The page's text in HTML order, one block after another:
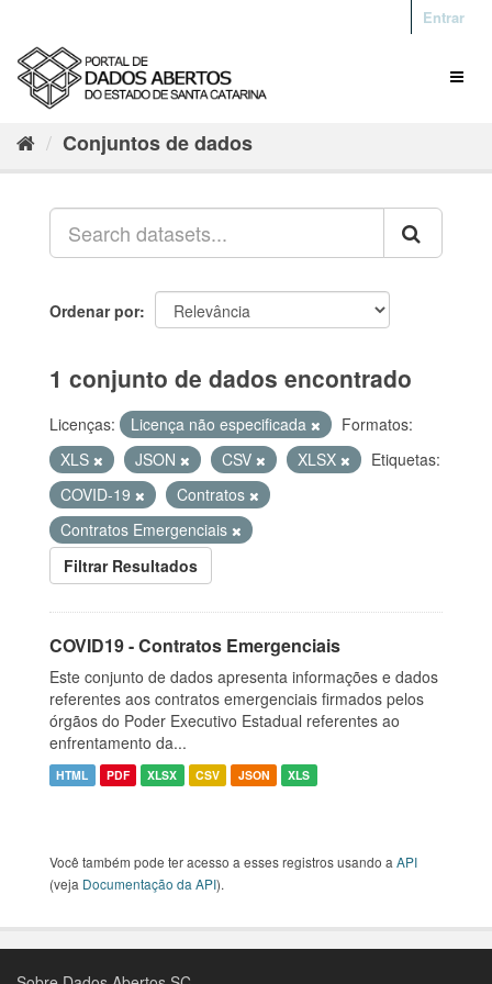
Entrar
Conjuntos de dados
Ordenar por
1 conjunto de dados encontrado
Licenças: Licença não especificada
Formatos:
XLS
JSON CSV XLSX
Etiquetas:
COVID-19
Contratos
Contratos Emergenciais
Filtrar Resultados
COVID19 - Contratos Emergenciais
Este conjunto de dados apresenta informações e dados
referentes aos contratos emergenciais firmados pelos
órgãos do Poder Executivo Estadual referentes ao
enfrentamento da...
HTML PDF XLSX CSV JSON XLS
Você também pode ter acesso a esses registros usando a API
(veja Documentação da API).